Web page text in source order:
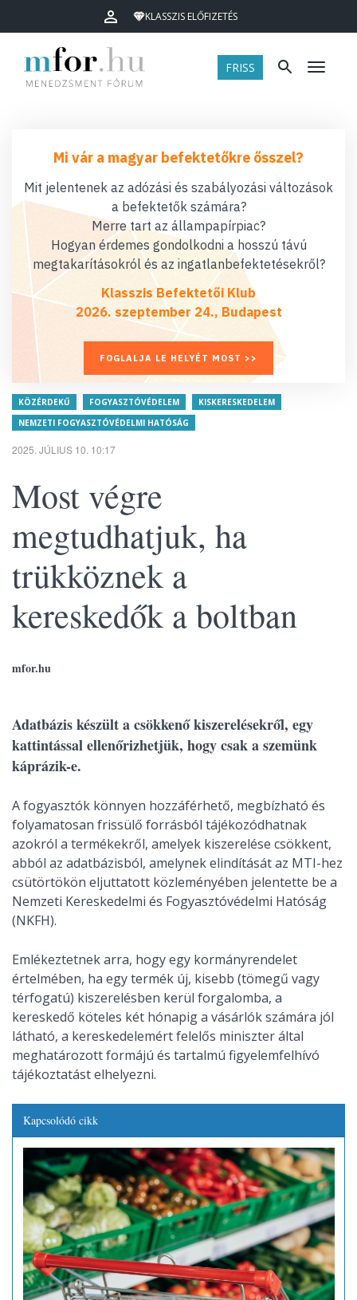
KLASSZIS ELŐFIZETÉS
FRISS Menü
Mi vár a magyar befektetőkre ősszel?
Mit jelentenek az adózási és szabályozási változások
a befektetők számára?
Merre tart az állampapírpiac?
Hogyan érdemes gondolkodni a hosszú távú
megtakarításokról és az ingatlanbefektetésekről?
Klasszis Befektetői Klub
2026. szeptember 24., Budapest
FOGLALJA LE HELYÉT MOST >>
KÖZÉRDEKŰ FOGYASZTÓVÉDELEM
KISKERESKEDELEM
NEMZETI FOGYASZTÓVÉDELMI HATÓSÁG
2025. JÚLIUS 10. 10:17
Most végre
megtudhatjuk, ha
trükköznek a
kereskedők a boltban
mfor.hu
Adatbázis készült a csökkenő kiszerelésekről, egy
kattintással ellenőrizhetjük, hogy csak a szemünk
káprázik-e.
A fogyasztók könnyen hozzáférhető, megbízható és
folyamatosan frissülő forrásból tájékozódhatnak
azokról a termékekről, amelyek kiszerelése csökkent,
abból az adatbázisból, amelynek elindítását az MTI-hez
csütörtökön eljuttatott közleményében jelentette be a
Nemzeti Kereskedelmi és Fogyasztóvédelmi Hatóság
(NKFH).
Emlékeztetnek arra, hogy egy kormányrendelet
értelmében, ha egy termék új, kisebb (tömegű vagy
térfogatú) kiszerelésben kerül forgalomba, a
kereskedő köteles két hónapig a vásárlók számára jól
látható, a kereskedelemért felelős miniszter által
meghatározott formájú és tartalmú figyelemfelhívó
tájékoztatást elhelyezni.
Kapcsolódó cikk